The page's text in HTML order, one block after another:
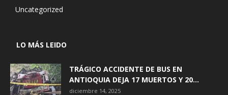
Uncategorized
LO MÁS LEIDO
TRÁGICO ACCIDENTE DE BUS EN
ANTIOQUIA DEJA 17 MUERTOS Y 20...
diciembre 14, 2025